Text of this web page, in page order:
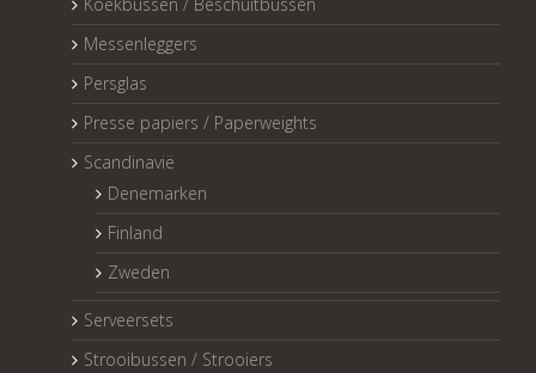
Koekbussen / Beschuitbussen
Messenleggers
Persglas
Presse papiers / Paperweights
Scandinavië
Denemarken
Finland
Zweden
Serveersets
Strooibussen / Strooiers